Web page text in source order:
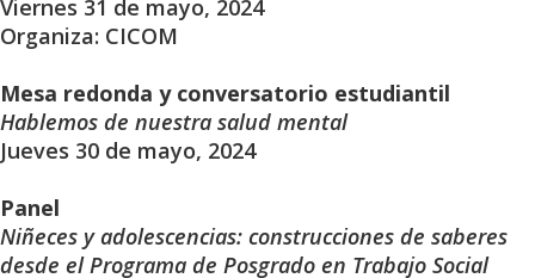
Viernes 31 de mayo, 2024
Organiza: CICOM
Mesa redonda y conversatorio estudiantil
Hablemos de nuestra salud mental
Jueves 30 de mayo, 2024
Panel
Niñeces y adolescencias: construcciones de saberes
desde el Programa de Posgrado en Trabajo Social